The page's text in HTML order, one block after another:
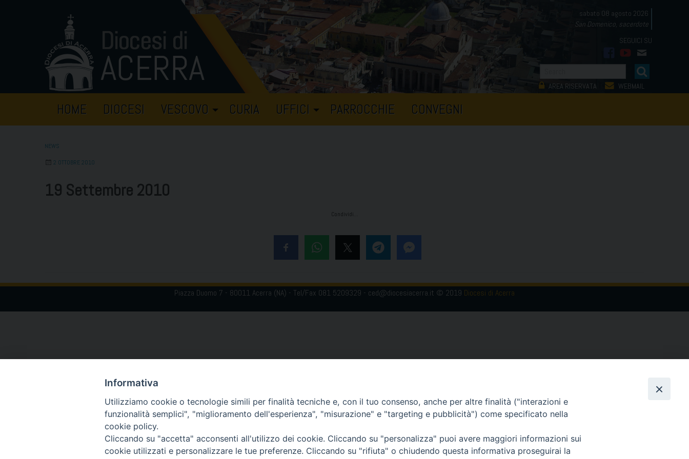
sabato 08 agosto 2026
San Domenico, sacerdote
facebook
youtube
mail
AREA RISERVATA WEBMAIL
HOME DIOCESI VESCOVO CURIA UFFICI PARROCCHIE CONVEGNI
NEWS
2 OTTOBRE 2010
19 Settembre 2010
Condividi…
Piazza Duomo 7 - 80011 Acerra (NA) - Tel/Fax 081 5209329 - ced@diocesiacerra.it © 2019 Diocesi di Acerra
Informativa
Utilizziamo cookie o tecnologie simili per finalità tecniche e, con il tuo consenso, anche per altre finalità ("interazioni e
funzionalità semplici", "miglioramento dell'esperienza", "misurazione" e "targeting e pubblicità") come specificato nella
cookie policy.
Cliccando su "accetta" acconsenti all'utilizzo dei cookie. Cliccando su "personalizza" puoi avere maggiori informazioni sui
cookie utilizzati e personalizzare le tue preferenze. Cliccando su "rifiuta" o chiudendo questa informativa proseguirai la